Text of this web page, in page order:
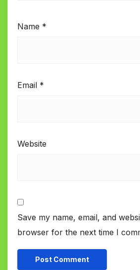
Name *
Email *
Website
Save my name, email, and
browser for the next time I